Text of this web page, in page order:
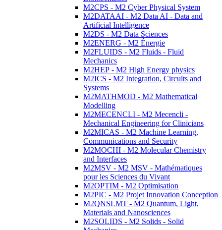
M2CPS - M2 Cyber Physical System
M2DATAAI - M2 Data AI - Data and
Artificial Intelligence
M2DS - M2 Data Sciences
M2ENERG - M2 Énergie
M2FLUIDS - M2 Fluids - Fluid
Mechanics
M2HEP - M2 High Energy physics
M2ICS - M2 Integration, Circuits and
Systems
M2MATHMOD - M2 Mathematical
Modelling
M2MECENCLI - M2 Mecencli -
Mechanical Engineering for Clinicians
M2MICAS - M2 Machine Learning,
Communications and Security
M2MOCHI - M2 Molecular Chemistry
and Interfaces
M2MSV - M2 MSV - Mathématiques
pour les Sciences du Vivant
M2OPTIM - M2 Optimisation
M2PIC - M2 Projet Innovation Conception
M2QNSLMT - M2 Quantum, Light,
Materials and Nanosciences
M2SOLIDS - M2 Solids - Solid